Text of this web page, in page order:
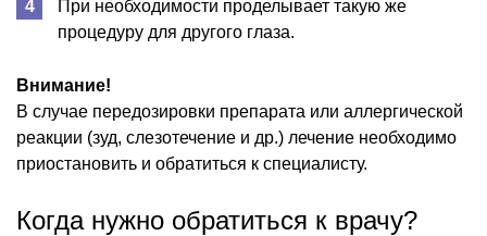
При необходимости проделывает такую же
процедуру для другого глаза.
Внимание!
В случае передозировки препарата или аллергической
реакции (зуд, слезотечение и др.) лечение необходимо
приостановить и обратиться к специалисту.
Когда нужно обратиться к врачу?